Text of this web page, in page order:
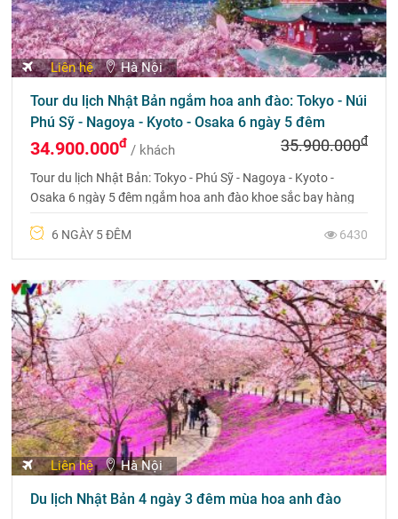
Liên hệ Hà Nội
Tour du lịch Nhật Bản ngắm hoa anh đào: Tokyo - Núi
Phú Sỹ - Nagoya - Kyoto - Osaka 6 ngày 5 đêm
34.900.000đ / khách 35.900.000đ
Tour du lịch Nhật Bản: Tokyo - Phú Sỹ - Nagoya - Kyoto -
Osaka 6 ngày 5 đêm ngắm hoa anh đào khoe sắc bay hàng
6 NGÀY 5 ĐÊM
6430
Liên hệ Hà Nội
Du lịch Nhật Bản 4 ngày 3 đêm mùa hoa anh đào